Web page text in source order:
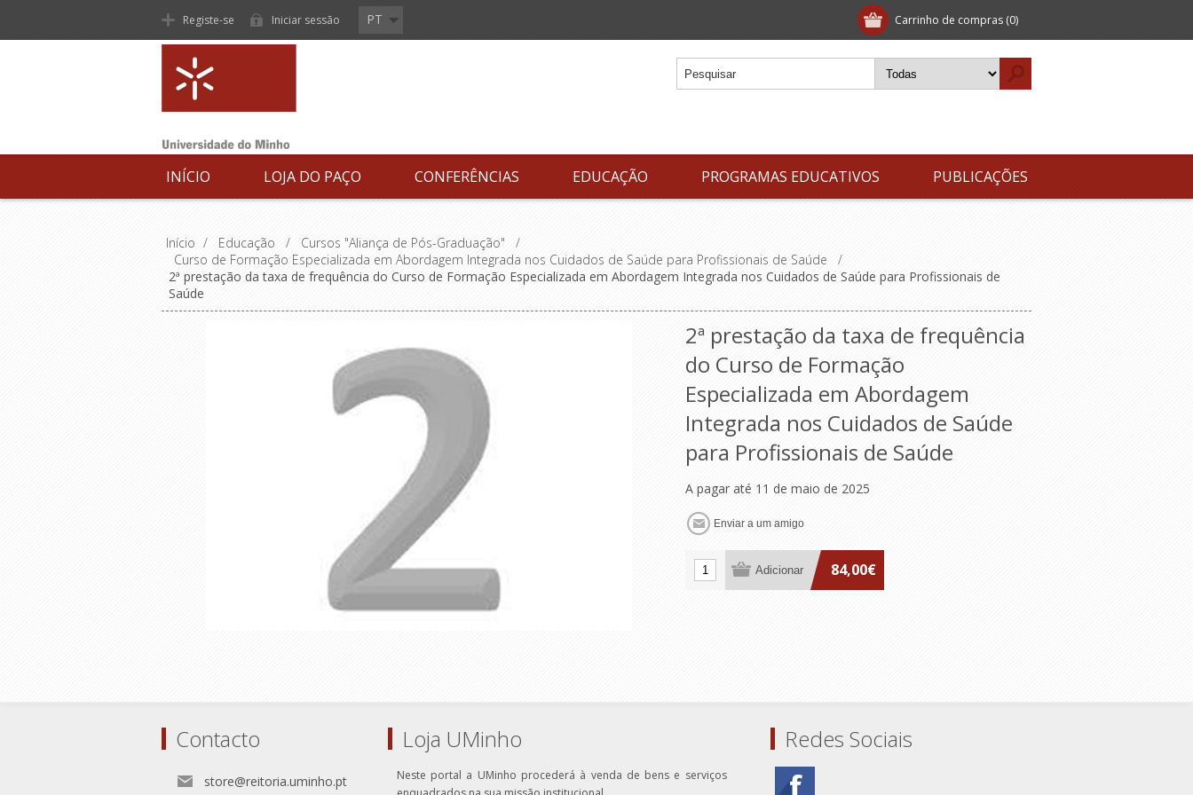
Carrinho de compras (0)
Registe-se Iniciar sessão PT
INÍCIO LOJA DO PAÇO CONFERÊNCIAS EDUCAÇÃO PROGRAMAS EDUCATIVOS PUBLICAÇÕES
Início / Educação / Cursos "Aliança de Pós-Graduação"
/
Curso de Formação Especializada em Abordagem Integrada nos Cuidados de Saúde para Profissionais de Saúde
/
2ª prestação da taxa de frequência do Curso de Formação Especializada em Abordagem Integrada nos Cuidados de Saúde para Profissionais de
Saúde
2ª prestação da taxa de frequência
do Curso de Formação
Especializada em Abordagem
Integrada nos Cuidados de Saúde
para Profissionais de Saúde
A pagar até 11 de maio de 2025
84,00€
Contacto
store@reitoria.uminho.pt
Loja UMinho
Neste portal a UMinho procederá à venda de bens e serviços
Redes Sociais